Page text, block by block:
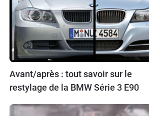
Avant/après : tout savoir sur le
restylage de la BMW Série 3 E90